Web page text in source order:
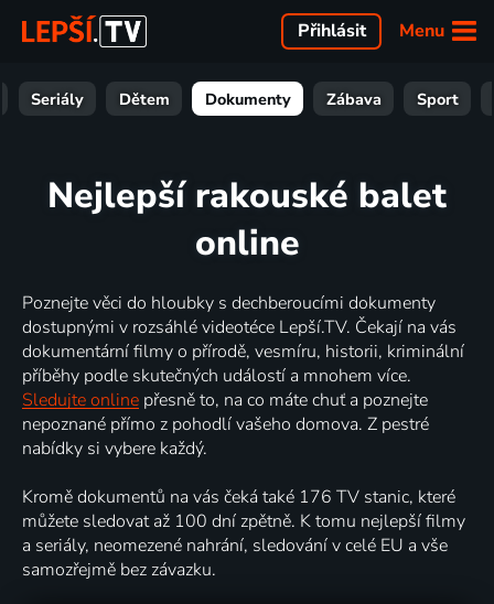
Menu
Přihlásit
Seriály Dětem Dokumenty Zábava Sport
Nejlepší rakouské balet
online
Poznejte věci do hloubky s dechberoucími dokumenty
dostupnými v rozsáhlé videotéce Lepší.TV. Čekají na vás
dokumentární filmy o přírodě, vesmíru, historii, kriminální
příběhy podle skutečných událostí a mnohem více.
Sledujte online přesně to, na co máte chuť a poznejte
nepoznané přímo z pohodlí vašeho domova. Z pestré
nabídky si vybere každý.
Kromě dokumentů na vás čeká také 176 TV stanic, které
můžete sledovat až 100 dní zpětně. K tomu nejlepší filmy
a seriály, neomezené nahrání, sledování v celé EU a vše
samozřejmě bez závazku.